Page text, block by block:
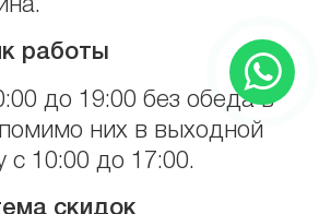
работы
до 19:00 без обеда в
них в выходной
с 10:00 до 17:00.
скидок